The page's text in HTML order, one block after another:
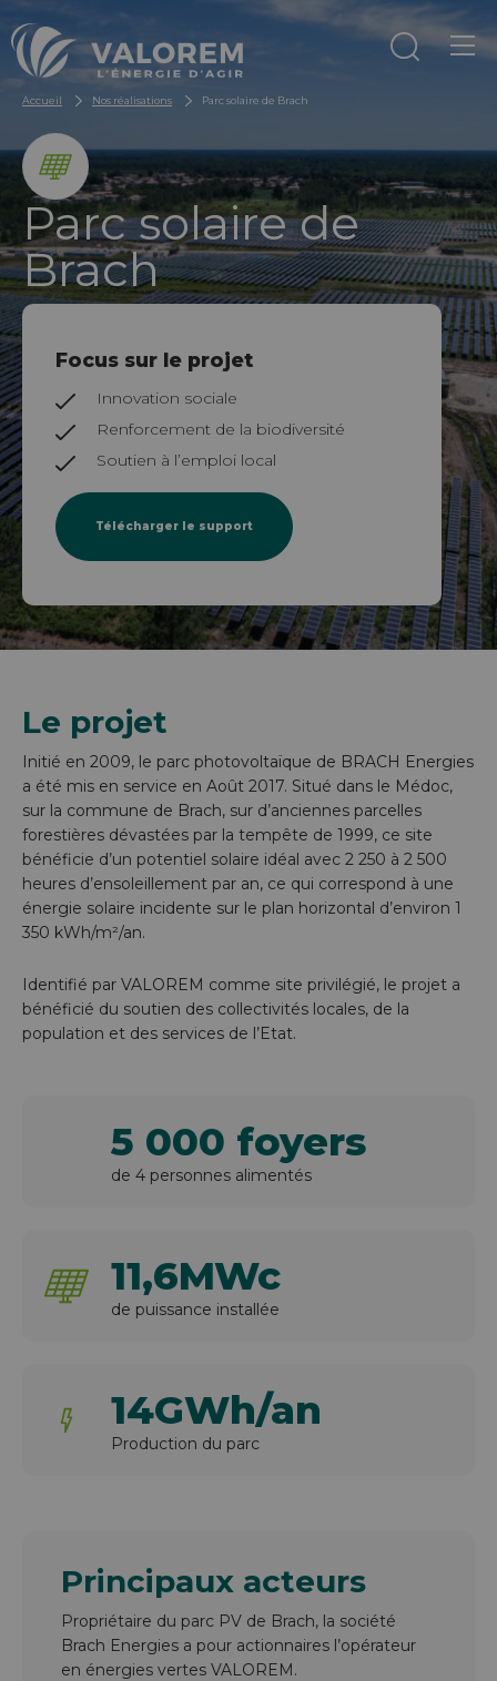
Accueil Nos réalisations Parc solaire de Brach
Parc solaire de
Brach
Focus sur le projet
Innovation sociale
Renforcement de la biodiversité
Soutien à l’emploi local
Télécharger le support
Le projet
Initié en 2009, le parc photovoltaïque de BRACH Energies
a été mis en service en Août 2017. Situé dans le Médoc,
sur la commune de Brach, sur d’anciennes parcelles
forestières dévastées par la tempête de 1999, ce site
bénéficie d’un potentiel solaire idéal avec 2 250 à 2 500
heures d’ensoleillement par an, ce qui correspond à une
énergie solaire incidente sur le plan horizontal d’environ 1
350 kWh/m²/an.
Identifié par VALOREM comme site privilégié, le projet a
bénéficié du soutien des collectivités locales, de la
population et des services de l’Etat.
5 000 foyers
de 4 personnes alimentés
11,6MWc
de puissance installée
14GWh/an
Production du parc
Principaux acteurs
Propriétaire du parc PV de Brach, la société
Brach Energies a pour actionnaires l’opérateur
en énergies vertes VALOREM.